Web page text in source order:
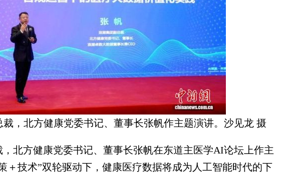
裁，北方健康党委书记、董事长张帆作主题演讲。沙见龙 摄
方健康党委书记、董事长张帆在东道主医学AI论坛上作主
＋技术”双轮驱动下，健康医疗数据将成为人工智能时代的下